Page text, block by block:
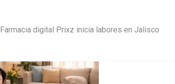
Farmacia digital Prixz inicia labores en Jalisco